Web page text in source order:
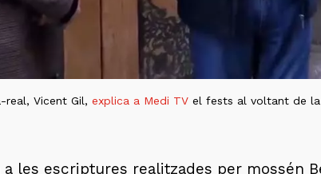
real, Vicent Gil,explica a Medi TV el fests al voltant de
les escriptures realitzades per mossén